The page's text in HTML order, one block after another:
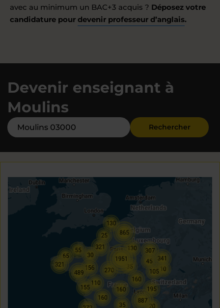
avec au minimum un BAC+3 acquis ? Déposez votre
candidature pour devenir professeur d’anglais.
Devenir enseignant à
Moulins
Rechercher